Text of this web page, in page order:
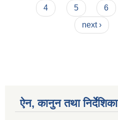
4
5 6
next ›
ऐन, कानुन तथा निर्देशिका